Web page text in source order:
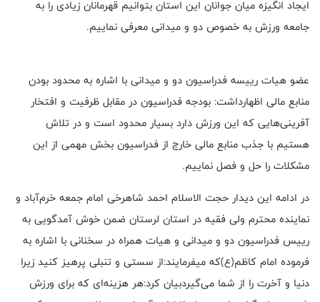
ایجاد انگیزه میان جوانان این استان بتوانیم قهرمانان زیادی را به
جامعه ورزش به خصوص دو و میدانی معرفی نماییم.
عضو هیات رییسه فدراسیون دو و میدانی با اشاره به محدود بودن
منابع مالی اظهارداشت: بودجه فدراسیون در مقابل ظرفیت و افتخار
آفرینی‌هایی که این ورزش دارد بسیار محدود است و در تلاش
هستیم با جذب منابع مالی خارج از فدراسیون بخش مهمی از این
مشکلات را حل و فصل نماییم.
در ادامه این دیدار حجت الاسلام احمد شاهرخی امام جمعه خرم‌آباد و
نماینده محترم ولی فقیه در استان لرستان ضمن خوش آمدگویی به
رییس فدراسیون دو و میدانی و هیات همراه در سخنانی با اشاره به
فرموده امام کاظم(ع)که میفرمایند:از سستی و تنبلی پرهیز کنید زیرا
دنیا و آخرت را از شما می‌گیردبیان کرد:هر هزینه‌ای که برای ورزش